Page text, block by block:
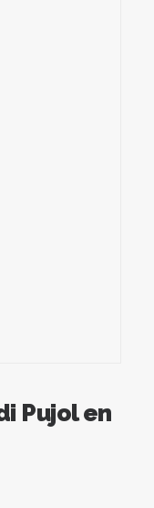
Pujol en